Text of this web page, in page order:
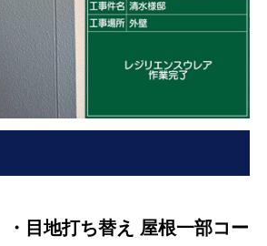
目地打ち替え 屋根一部コー